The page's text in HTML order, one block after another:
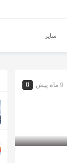
سایر
9 ماه پیش 0